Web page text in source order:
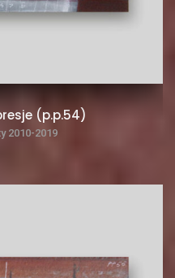
(p.p.54)
2010-2019